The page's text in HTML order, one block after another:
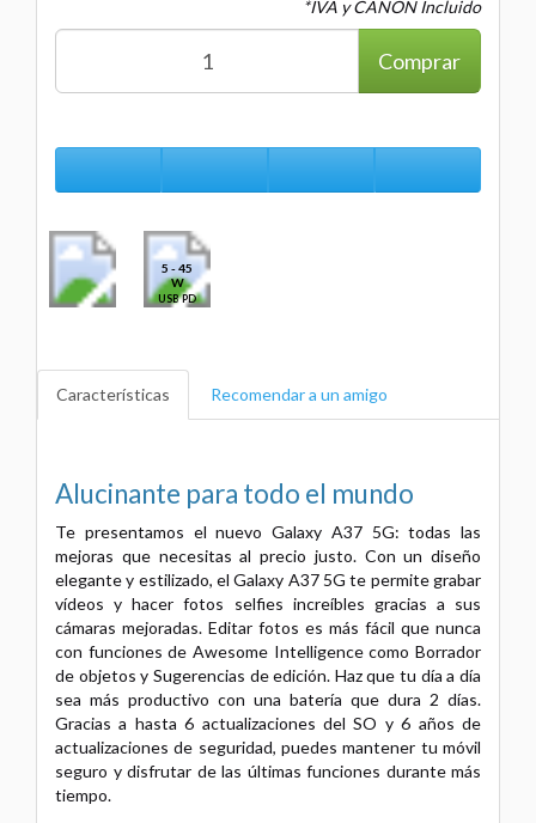
*IVA y CANON Incluido
Comprar
5 - 45
W
USB PD
Características Recomendar a un amigo
Alucinante para todo el mundo
Te presentamos el nuevo Galaxy A37 5G: todas las
mejoras que necesitas al precio justo. Con un diseño
elegante y estilizado, el Galaxy A37 5G te permite grabar
vídeos y hacer fotos selfies increíbles gracias a sus
cámaras mejoradas. Editar fotos es más fácil que nunca
con funciones de Awesome Intelligence como Borrador
de objetos y Sugerencias de edición. Haz que tu día a día
sea más productivo con una batería que dura 2 días.
Gracias a hasta 6 actualizaciones del SO y 6 años de
actualizaciones de seguridad, puedes mantener tu móvil
seguro y disfrutar de las últimas funciones durante más
tiempo.